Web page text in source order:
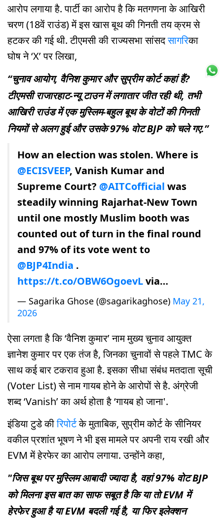
आरोप लगाया है. पार्टी का आरोप है कि मतगणना के आखिरी
चरण (18वें राउंड) में इस खास बूथ की गिनती तय क्रम से
हटकर की गई थी. टीएमसी की राज्यसभा सांसदसागरिका
घोष ने ‘X’ पर लिखा,
“चुनाव आयोग, वैनिश कुमार और सुप्रीम कोर्ट कहां हैं?
टीएमसी राजारहाट-न्यू टाउन में लगातार जीत रही थी, तभी
आखिरी राउंड में एक मुस्लिम-बहुल बूथ के वोटों की गिनती
नियमों से अलग हुई और उसके 97% वोट BJP को चले गए.”
How an election was stolen. Where is
@ECISVEEP, Vanish Kumar and
Supreme Court? @AITCofficial was
steadily winning Rajarhat-New Town
until one mostly Muslim booth was
counted out of turn in the final round
and 97% of its vote went to
@BJP4India .
https://t.co/OBW6OgoevLvia…
— Sagarika Ghose (@sagarikaghose) May 21,
2026
ऐसा लगता है कि ‘वैनिश कुमार’ नाम मुख्य चुनाव आयुक्त
ज्ञानेश कुमार पर एक तंज है, जिनका चुनावों से पहले TMC के
साथ कई बार टकराव हुआ है. इसका सीधा संबंध मतदाता सूची
(Voter List) से नाम गायब होने के आरोपों से है. अंग्रेजी
शब्द ‘Vanish’ का अर्थ होता है ‘गायब हो जाना'.
इंडिया टुडे कीरिपोर्टके मुताबिक, सुप्रीम कोर्ट के सीनियर
वकील प्रशांत भूषण ने भी इस मामले पर अपनी राय रखी और
EVM में हेरफेर का आरोप लगाया. उन्होंने कहा,
"जिस बूथ पर मुस्लिम आबादी ज्यादा है, वहां 97% वोट BJP
को मिलना इस बात का साफ सबूत है कि या तो EVM में
हेरफेर हुआ है या EVM बदली गई है, या फिर इलेक्शन